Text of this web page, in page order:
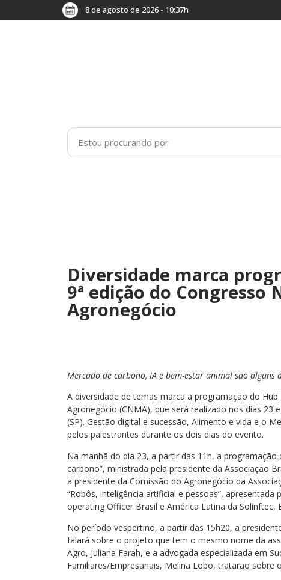
8 de agosto de 2026 - 10:37h
Diversidade marca
9ª edição do Congresso
Agronegócio
Mercado de carbono, IA e bem-estar animal são
A diversidade de temas marca a programação do
Agronegócio (CNMA), que será realizado nos dias 23
(SP). Gestão digital e sucessão, Alimento e vida e o
pelos palestrantes durante os dois dias do evento.
Na manhã do dia 23, a partir das 11h, a
carbono”, ministrada pela presidente da Associação
a presidente da Comissão do Agronegócio da
“Robôs, inteligência artificial e pessoas”,
operating Officer Brasil e América Latina da Solinftec,
No período vespertino, a partir das 15h20, a
falará sobre o projeto que tem o mesmo nome da
Agro, Juliana Farah, e a advogada especializada em
Familiares/Empresariais, Melina Lobo, tratarão sobre